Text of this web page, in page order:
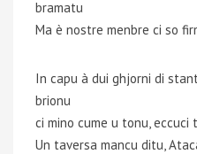
bramatu
Ma è nostre menbre ci so
In capu à dui ghjorni di
brionu
ci mino cume u tonu,
Un taversa mancu ditu,